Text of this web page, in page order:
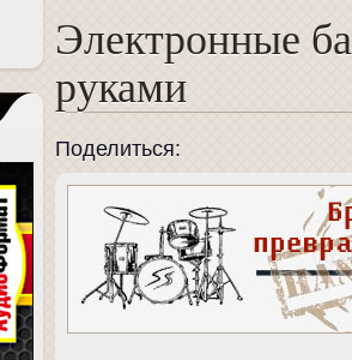
Электронные
руками
Поделиться: